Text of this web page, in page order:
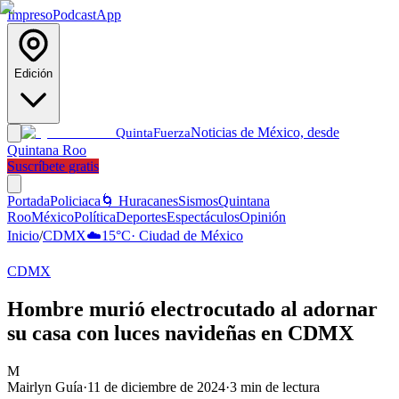
ImpresoPodcastApp
Edición
QuintaFuerzaNoticias de México, desde
Quintana Roo
Suscríbete gratis
PortadaPoliciaca 🌀 HuracanesSismosQuintana
RooMéxicoPolíticaDeportesEspectáculosOpinión
Inicio/CDMX☁️15°C· Ciudad de México
CDMX
Hombre murió electrocutado al adornar
su casa con luces navideñas en CDMX
M
Mairlyn Guía·11 de diciembre de 2024·3 min de lectura